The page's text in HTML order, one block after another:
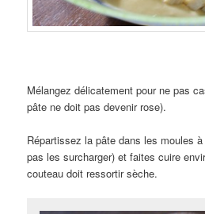
Mélangez délicatement pour ne pas
pâte ne doit pas devenir rose).
Répartissez la pâte dans les moules
pas les surcharger) et faites cuire
couteau doit ressortir sèche.